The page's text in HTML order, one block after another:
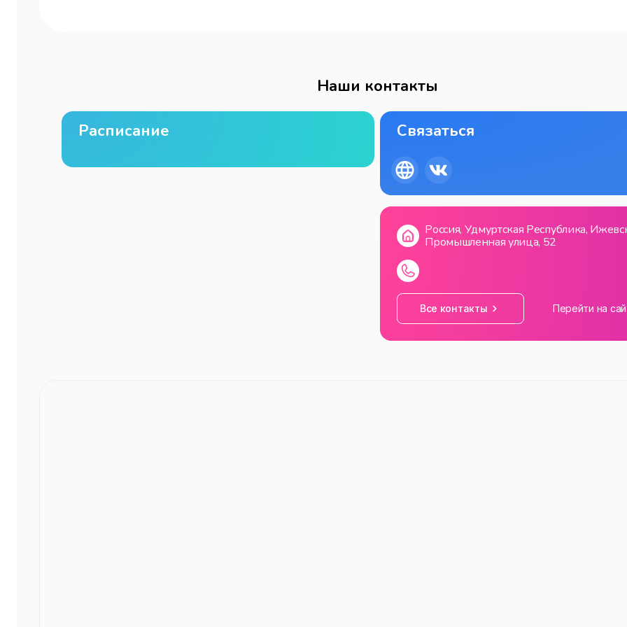
Наши контакты
Расписание Связаться
Россия, Удмуртская Республика,
Промышленная улица, 52
Все контакты Перейти на